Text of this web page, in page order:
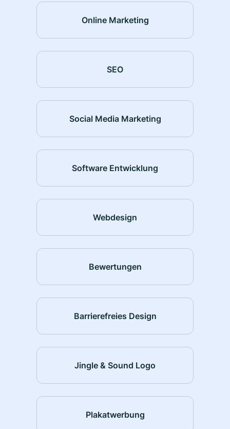
Online Marketing
SEO
Social Media Marketing
Software Entwicklung
Webdesign
Bewertungen
Barrierefreies Design
Jingle & Sound Logo
Plakatwerbung